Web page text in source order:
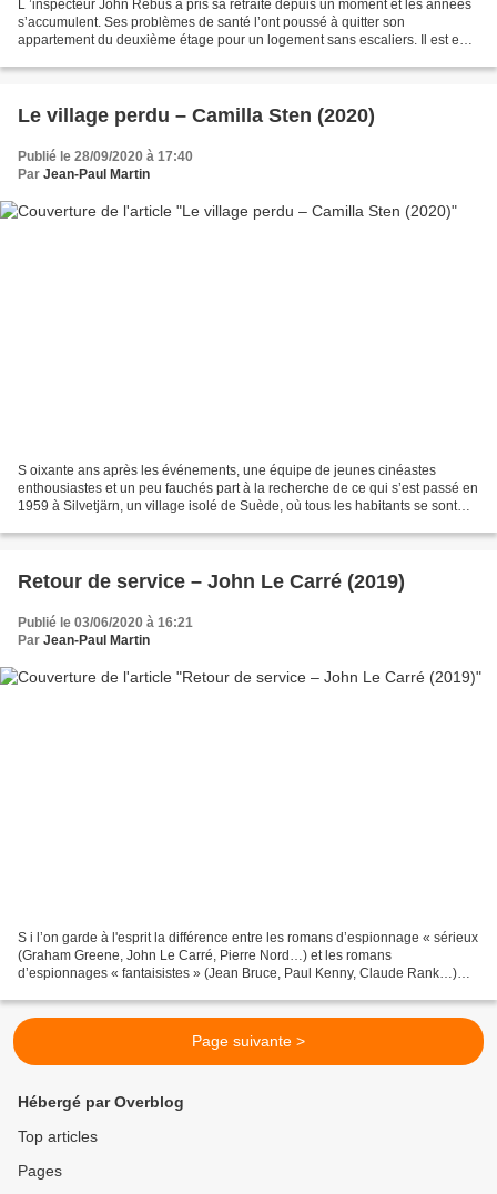
L ’inspecteur John Rebus a pris sa retraite depuis un moment et les années
s’accumulent. Ses problèmes de santé l’ont poussé à quitter son
appartement du deuxième étage pour un logement sans escaliers. Il est en
Le village perdu – Camilla Sten (2020)
Publié le 28/09/2020 à 17:40
Par Jean-Paul Martin
S oixante ans après les événements, une équipe de jeunes cinéastes
enthousiastes et un peu fauchés part à la recherche de ce qui s’est passé en
1959 à Silvetjärn, un village isolé de Suède, où tous les habitants se sont
Retour de service – John Le Carré (2019)
Publié le 03/06/2020 à 16:21
Par Jean-Paul Martin
S i l’on garde à l'esprit la différence entre les romans d’espionnage « sérieux
(Graham Greene, John Le Carré, Pierre Nord…) et les romans
d’espionnages « fantaisistes » (Jean Bruce, Paul Kenny, Claude Rank…)
Page suivante >
Hébergé par Overblog
Top articles
Pages